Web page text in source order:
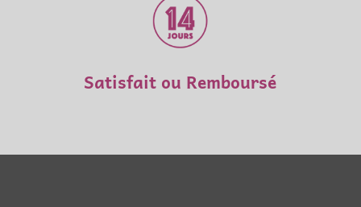
Satisfait ou Remboursé